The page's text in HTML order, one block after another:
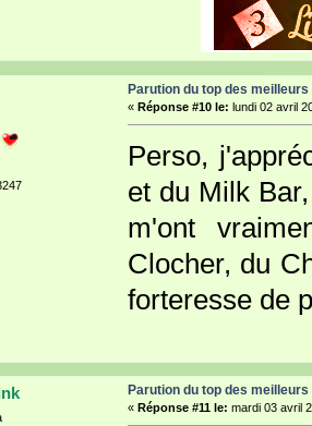
Parution du top des
« Réponse #10 le: lundi 02 avril
Perso,
et du Milk
m'ont
Clocher, du
forteresse de
Parution du top des
« Réponse #11 le: mardi 03 avril